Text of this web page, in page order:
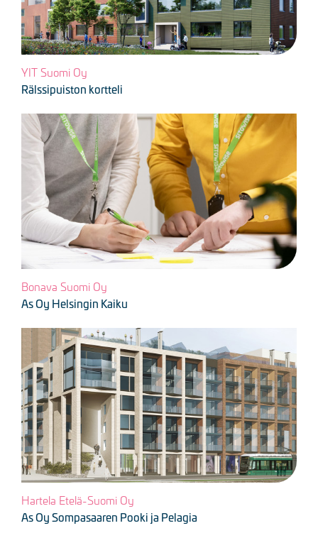
YIT Suomi Oy
Rälssipuiston kortteli
Kuva
Bonava Suomi Oy
As Oy Helsingin Kaiku
Kuva
Hartela Etelä-Suomi Oy
As Oy Sompasaaren Pooki ja Pelagia